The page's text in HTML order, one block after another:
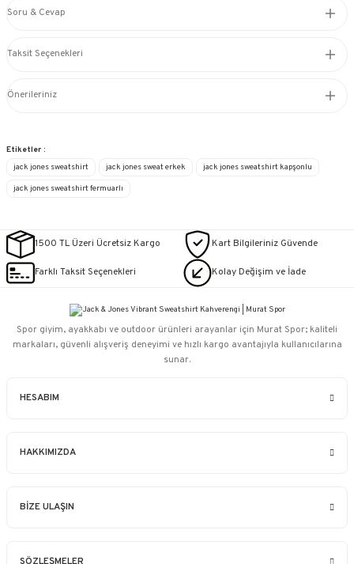
Soru & Cevap
Taksit Seçenekleri
Önerileriniz
Etiketler :
jack jones sweatshirt
jack jones sweat erkek jack jones sweatshirt kapşonlu
jack jones sweatshirt fermuarlı
1500 TL Üzeri Ücretsiz Kargo Kart Bilgileriniz Güvende
Farklı Taksit Seçenekleri Kolay Değişim ve İade
HESABIM
HAKKIMIZDA
BİZE ULAŞIN
Spor giyim, ayakkabı ve outdoor ürünleri arayanlar için Murat Spor; kaliteli
markaları, güvenli alışveriş deneyimi ve hızlı kargo avantajıyla kullanıcılarına
sunar.